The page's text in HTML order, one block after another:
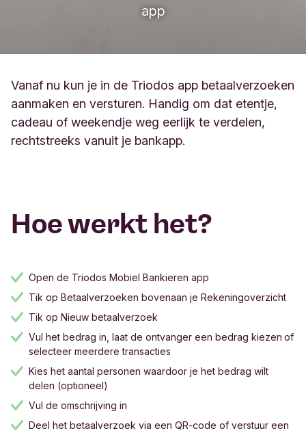
app
Vanaf nu kun je in de Triodos app betaalverzoeken
aanmaken en versturen. Handig om dat etentje,
cadeau of weekendje weg eerlijk te verdelen,
rechtstreeks vanuit je bankapp.
Hoe werkt het?
Open de Triodos Mobiel Bankieren app
Tik op Betaalverzoeken bovenaan je Rekeningoverzicht
Tik op Nieuw betaalverzoek
Vul het bedrag in, laat de ontvanger een bedrag kiezen of
selecteer meerdere transacties
Kies het aantal personen waardoor je het bedrag wilt
delen (optioneel)
Vul de omschrijving in
Deel het betaalverzoek via een QR-code of verstuur een